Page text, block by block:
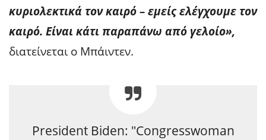
κυριολεκτικά τον καιρό – εμείς ελέγχουμε τον
καιρό. Είναι κάτι παραπάνω από γελοίο»,
διατείνεται ο Μπάιντεν.
President Biden: "Congresswoman